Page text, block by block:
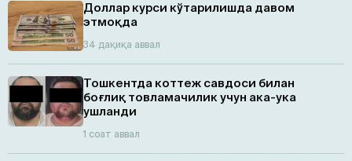
Доллар курси кўтарилишда давом
этмоқда
34 дақиқа аввал
Тошкентда коттеж савдоси билан
боғлиқ товламачилик учун ака-ука
ушланди
1 соат аввал